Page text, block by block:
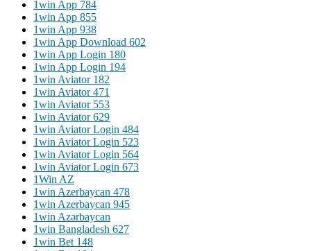
1win App 784
1win App 855
1win App 938
1win App Download 602
1win App Login 180
1win App Login 194
1win Aviator 182
1win Aviator 471
1win Aviator 553
1win Aviator 629
1win Aviator Login 484
1win Aviator Login 523
1win Aviator Login 564
1win Aviator Login 673
1Win AZ
1win Azerbaycan 478
1win Azerbaycan 945
1win Azərbaycan
1win Bangladesh 627
1win Bet 148